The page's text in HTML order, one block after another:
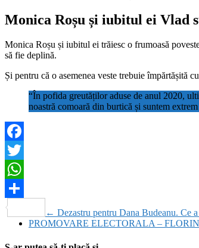
Monica Roșu și iubitul ei Vlad
Monica Roșu și iubitul ei trăiesc o frumoasă
să fie deplină.
Și pentru că o asemenea veste trebuie împărtășită
“În pofida greutăților aduse de anul 2020,
noastră comoară din burtică și suntem
Facebook
Twitter
WhatsApp
Partajează
← Dezastru pentru Dana Budeanu. Ce
PROMOVARE ELECTORALA –